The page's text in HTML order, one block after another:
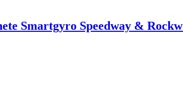
Smartgyro Speedway &